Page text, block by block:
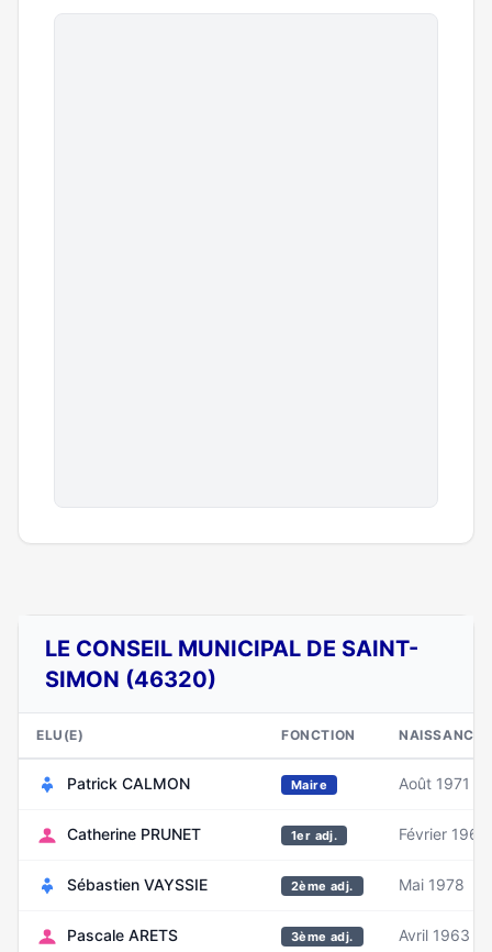
LE CONSEIL MUNICIPAL DE SAINT-
SIMON (46320)
ELU(E) FONCTION NAISSANCE
Patrick CALMON Maire Août 1971
Catherine PRUNET 1er adj. Février 1969
Sébastien VAYSSIE 2ème adj. Mai 1978
Pascale ARETS 3ème adj. Avril 1963